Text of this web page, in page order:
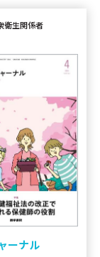
衛生関係者
ーナル